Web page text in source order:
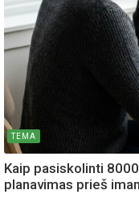
TEMA
Kaip pasiskolinti
planavimas prieš